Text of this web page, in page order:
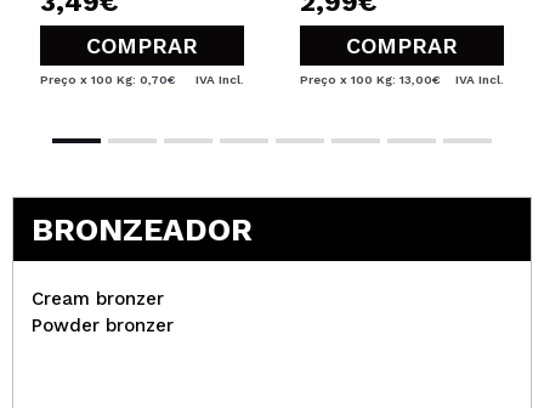
COMPRAR
Preço x 100 Kg: 0,70€ IVA Incl.
COMPRAR
Preço x 100 Kg: 13,00€ IVA Incl.
BRONZEADOR
Cream bronzer
Powder bronzer